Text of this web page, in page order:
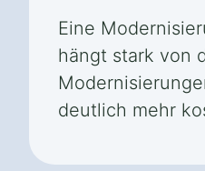
Eine
hängt stark von
deutlich mehr